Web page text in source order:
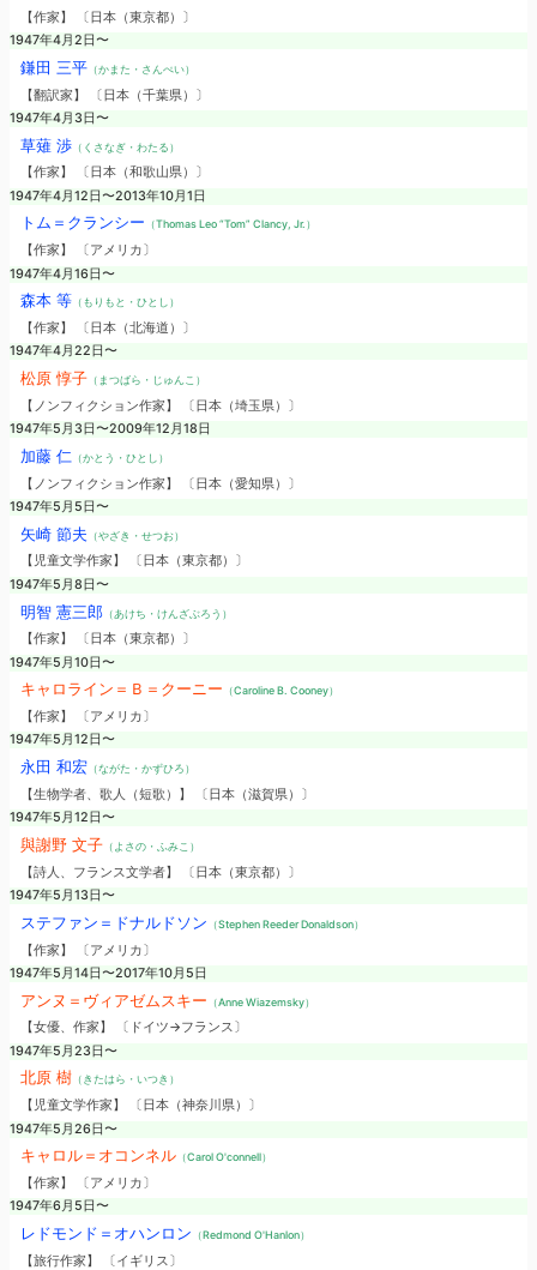
【作家】 〔日本（東京都）〕
1947年4月2日〜
鎌田 三平（かまた・さんぺい）
【翻訳家】 〔日本（千葉県）〕
1947年4月3日〜
草薙 渉（くさなぎ・わたる）
【作家】 〔日本（和歌山県）〕
1947年4月12日〜2013年10月1日
トム＝クランシー （Thomas Leo “Tom” Clancy, Jr.）
【作家】 〔アメリカ〕
1947年4月16日〜
森本 等（もりもと・ひとし）
【作家】 〔日本（北海道）〕
1947年4月22日〜
松原 惇子（まつばら・じゅんこ）
【ノンフィクション作家】 〔日本（埼玉県）〕
1947年5月3日〜2009年12月18日
加藤 仁 （かとう・ひとし）
【ノンフィクション作家】 〔日本（愛知県）〕
1947年5月5日〜
矢崎 節夫 （やざき・せつお）
【児童文学作家】 〔日本（東京都）〕
1947年5月8日〜
明智 憲三郎（あけち・けんざぶろう）
【作家】 〔日本（東京都）〕
1947年5月10日〜
キャロライン＝Ｂ＝クーニー （Caroline B. Cooney）
【作家】 〔アメリカ〕
1947年5月12日〜
永田 和宏（ながた・かずひろ）
【生物学者、歌人（短歌）】 〔日本（滋賀県）〕
1947年5月12日〜
與謝野 文子（よさの・ふみこ）
【詩人、フランス文学者】 〔日本（東京都）〕
1947年5月13日〜
ステファン＝ドナルドソン （Stephen Reeder Donaldson）
【作家】 〔アメリカ〕
1947年5月14日〜2017年10月5日
アンヌ＝ヴィアゼムスキー （Anne Wiazemsky）
【女優、作家】 〔ドイツ→フランス〕
1947年5月23日〜
北原 樹（きたはら・いつき）
【児童文学作家】 〔日本（神奈川県）〕
1947年5月26日〜
キャロル＝オコンネル（Carol O'connell）
【作家】 〔アメリカ〕
1947年6月5日〜
レドモンド＝オハンロン （Redmond O'Hanlon）
【旅行作家】 〔イギリス〕